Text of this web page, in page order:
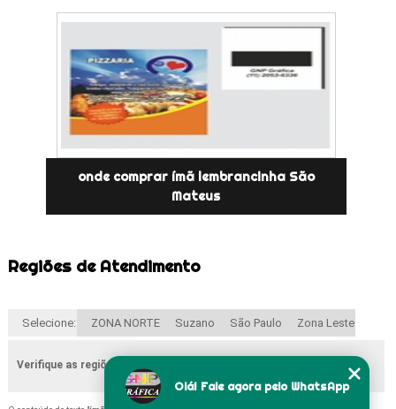
onde comprar ímã lembrancinha São
Mateus
Regiões de Atendimento
Selecione: ZONA NORTE Suzano São Paulo Zona Leste
Verifique as regiões que atendemos
Olá! Fale agora pelo WhatsApp